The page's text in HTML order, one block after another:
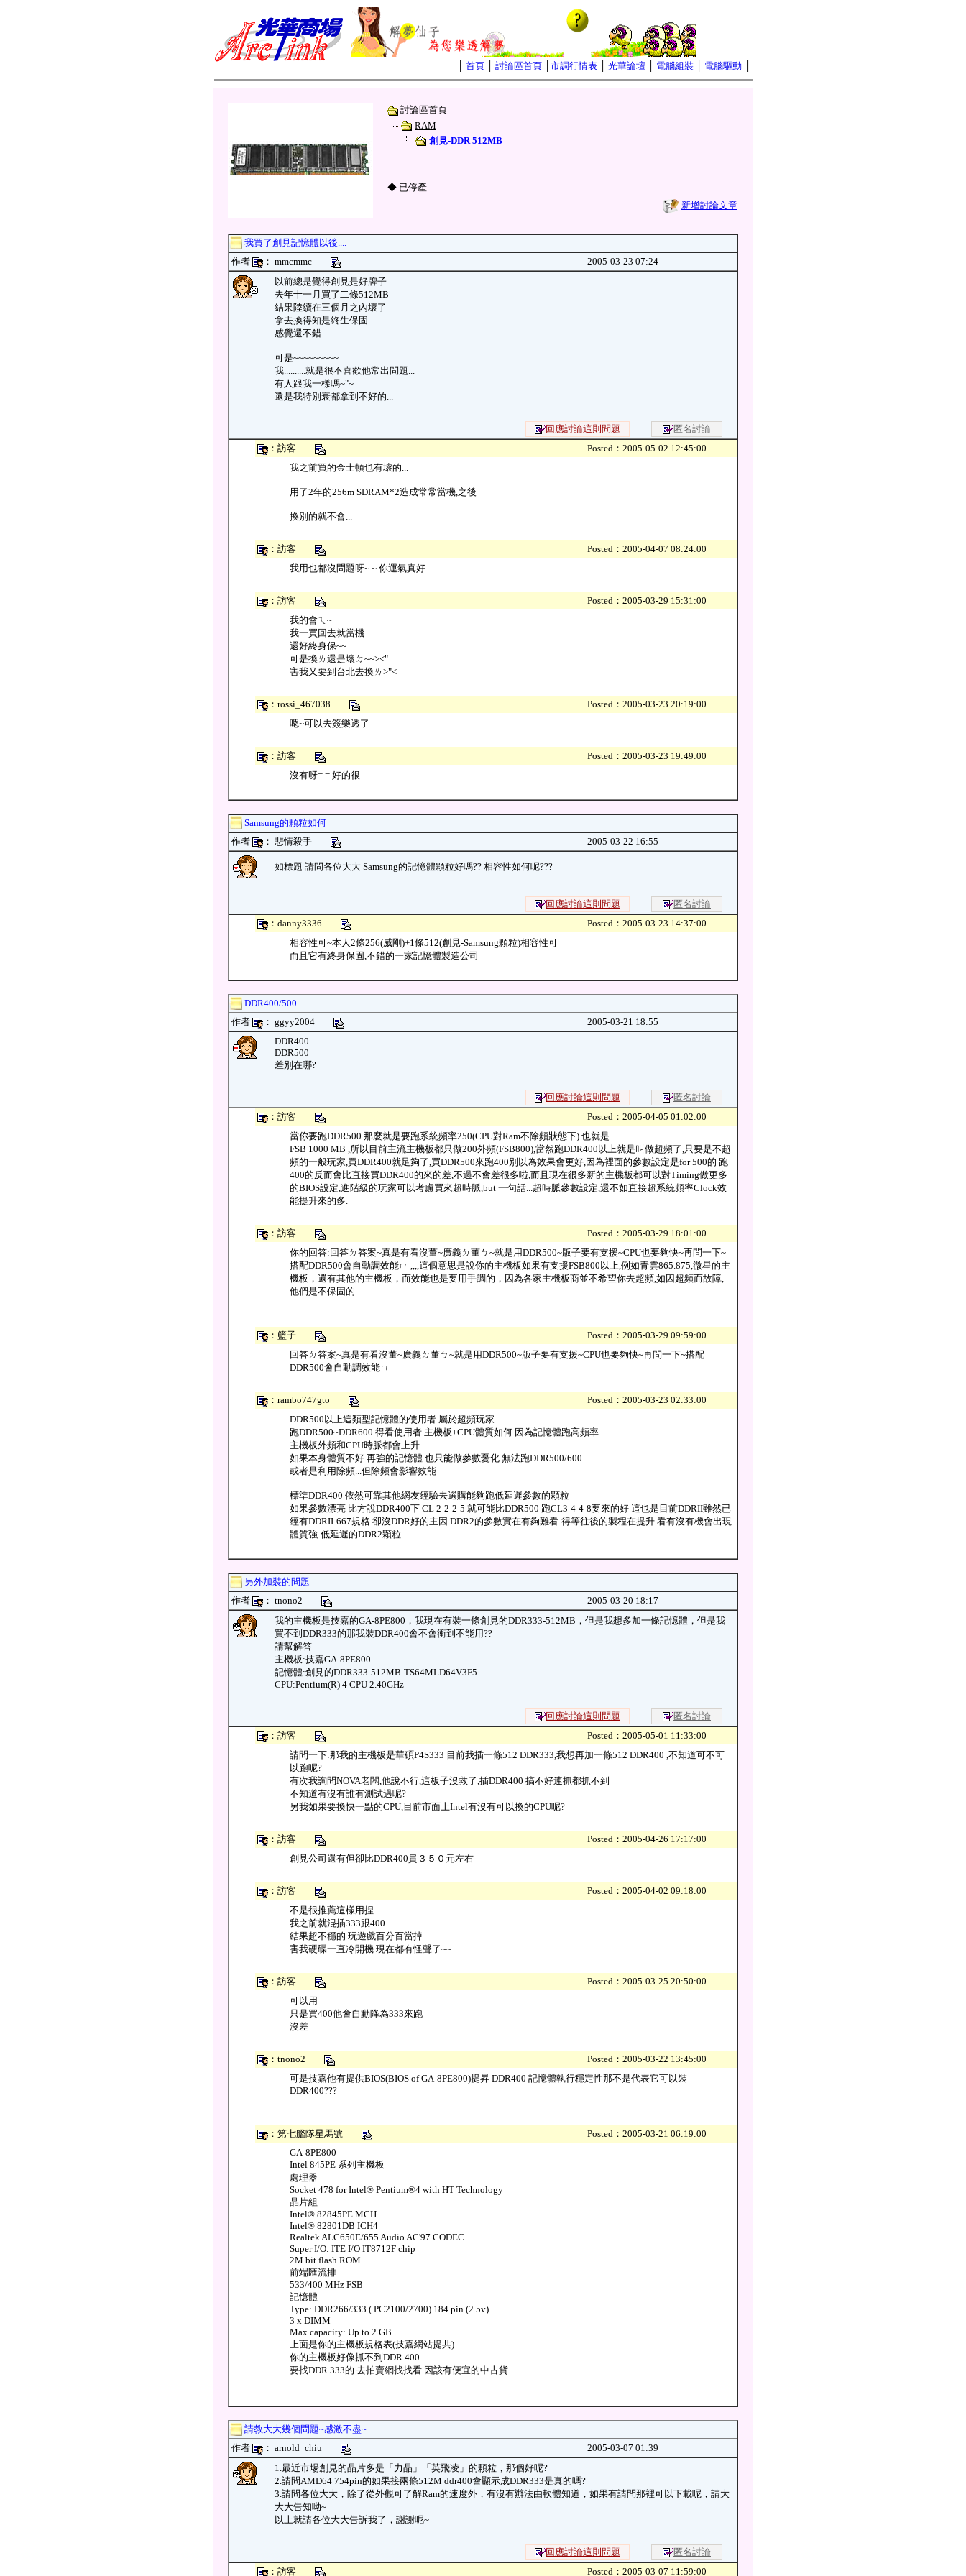
首頁 討論區首頁 市調行情表 光華論壇 電腦組裝 電腦驅動
討論區首頁
RAM
創見-DDR 512MB
◆ 已停產
新增討論文章
我買了創見記憶體以後....
作者
： mmcmmc
2005-03-23 07:24
以前總是覺得創見是好牌子
去年十一月買了二條512MB
結果陸續在三個月之內壞了
拿去換得知是終生保固...
感覺還不錯...
可是~~~~~~~~~
我..........就是很不喜歡他常出問題...
有人跟我一樣嗎~"~
還是我特別衰都拿到不好的...
回應討論這則問題
匿名討論
：訪客
Posted：2005-05-02 12:45:00
我之前買的金士頓也有壞的...
用了2年的256m SDRAM*2造成常常當機,之後
換別的就不會...
：訪客
Posted：2005-04-07 08:24:00
我用也都沒問題呀~.~ 你運氣真好
：訪客
Posted：2005-03-29 15:31:00
我的會ㄟ~
我一買回去就當機
還好終身保~~
可是換ㄌ還是壞ㄉ~~><"
害我又要到台北去換ㄌ>"<
：rossi_467038
Posted：2005-03-23 20:19:00
嗯~可以去簽樂透了
：訪客
Posted：2005-03-23 19:49:00
沒有呀= = 好的很.......
Samsung的顆粒如何
作者
： 悲情殺手 2005-03-22 16:55
如標題 請問各位大大 Samsung的記憶體顆粒好嗎?? 相容性如何呢???
回應討論這則問題
匿名討論
：danny3336
Posted：2005-03-23 14:37:00
相容性可~本人2條256(威剛)+1條512(創見-Samsung顆粒)相容性可
而且它有終身保固,不錯的一家記憶體製造公司
DDR400/500
作者
： ggyy2004
2005-03-21 18:55
DDR400
DDR500
差別在哪?
回應討論這則問題
匿名討論
：訪客
Posted：2005-04-05 01:02:00
當你要跑DDR500 那麼就是要跑系統頻率250(CPU對Ram不除頻狀態下) 也就是
FSB 1000 MB ,所以目前主流主機板都只做200外頻(FSB800),當然跑DDR400以上就是叫做超頻了,只要是不超
頻的一般玩家,買DDR400就足夠了,買DDR500來跑400別以為效果會更好,因為裡面的參數設定是for 500的 跑
400的反而會比直接買DDR400的來的差,不過不會差很多啦,而且現在很多新的主機板都可以對Timing做更多
的BIOS設定,進階級的玩家可以考慮買來超時脈,but 一句話...超時脈參數設定,還不如直接超系統頻率Clock效
能提升來的多.
：訪客
Posted：2005-03-29 18:01:00
你的回答:回答ㄉ答案~真是有看沒董~廣義ㄉ董ㄅ~就是用DDR500~版子要有支援~CPU也要夠快~再問一下~
搭配DDR500會自動調效能ㄇ ,,,,這個意思是說你的主機板如果有支援FSB800以上,例如青雲865.875,微星的主
機板，還有其他的主機板，而效能也是要用手調的，因為各家主機板商並不希望你去超頻,如因超頻而故障,
他們是不保固的
：籃子
Posted：2005-03-29 09:59:00
回答ㄉ答案~真是有看沒董~廣義ㄉ董ㄅ~就是用DDR500~版子要有支援~CPU也要夠快~再問一下~搭配
DDR500會自動調效能ㄇ
：rambo747gto
Posted：2005-03-23 02:33:00
DDR500以上這類型記憶體的使用者 屬於超頻玩家
跑DDR500~DDR600 得看使用者 主機板+CPU體質如何 因為記憶體跑高頻率
主機板外頻和CPU時脈都會上升
如果本身體質不好 再強的記憶體 也只能做參數憂化 無法跑DDR500/600
或者是利用除頻...但除頻會影響效能
標準DDR400 依然可靠其他網友經驗去選購能夠跑低延遲參數的顆粒
如果參數漂亮 比方說DDR400下 CL 2-2-2-5 就可能比DDR500 跑CL3-4-4-8要來的好 這也是目前DDRII雖然已
經有DDRII-667規格 卻沒DDR好的主因 DDR2的參數實在有夠難看-得等往後的製程在提升 看有沒有機會出現
體質強-低延遲的DDR2顆粒....
另外加裝的問題
作者
： tnono2
2005-03-20 18:17
我的主機板是技嘉的GA-8PE800，我現在有裝一條創見的DDR333-512MB，但是我想多加一條記憶體，但是我
買不到DDR333的那我裝DDR400會不會衝到不能用??
請幫解答
主機板:技嘉GA-8PE800
記憶體:創見的DDR333-512MB-TS64MLD64V3F5
CPU:Pentium(R) 4 CPU 2.40GHz
回應討論這則問題
匿名討論
：訪客
Posted：2005-05-01 11:33:00
請問一下:那我的主機板是華碩P4S333 目前我插一條512 DDR333,我想再加一條512 DDR400 ,不知道可不可
以跑呢?
有次我詢問NOVA老闆,他說不行,這板子沒救了,插DDR400 搞不好連抓都抓不到
不知道有沒有誰有測試過呢?
另我如果要換快一點的CPU,目前市面上Intel有沒有可以換的CPU呢?
：訪客
Posted：2005-04-26 17:17:00
創見公司還有但卻比DDR400貴３５０元左右
：訪客
Posted：2005-04-02 09:18:00
不是很推薦這樣用捏
我之前就混插333跟400
結果超不穩的 玩遊戲百分百當掉
害我硬碟一直冷開機 現在都有怪聲了~~
：訪客
Posted：2005-03-25 20:50:00
可以用
只是買400他會自動降為333來跑
沒差
：tnono2
Posted：2005-03-22 13:45:00
可是技嘉他有提供BIOS(BIOS of GA-8PE800)提昇 DDR400 記憶體執行穩定性那不是代表它可以裝
DDR400???
：第七艦隊星馬號
Posted：2005-03-21 06:19:00
GA-8PE800
Intel 845PE 系列主機板
處理器
Socket 478 for Intel® Pentium®4 with HT Technology
晶片組
Intel® 82845PE MCH
Intel® 82801DB ICH4
Realtek ALC650E/655 Audio AC'97 CODEC
Super I/O: ITE I/O IT8712F chip
2M bit flash ROM
前端匯流排
533/400 MHz FSB
記憶體
Type: DDR266/333 ( PC2100/2700) 184 pin (2.5v)
3 x DIMM
Max capacity: Up to 2 GB
上面是你的主機板規格表(技嘉網站提共)
你的主機板好像抓不到DDR 400
要找DDR 333的 去拍賣網找找看 因該有便宜的中古貨
請教大大幾個問題~感激不盡~
作者
： arnold_chiu
2005-03-07 01:39
1.最近市場創見的晶片多是「力晶」「英飛凌」的顆粒，那個好呢?
2.請問AMD64 754pin的如果接兩條512M ddr400會顯示成DDR333是真的嗎?
3.請問各位大大，除了從外觀可了解Ram的速度外，有沒有辦法由軟體知道，如果有請問那裡可以下載呢，請大
大大告知呦~
以上就請各位大大告訴我了，謝謝呢~
回應討論這則問題
匿名討論
：訪客
Posted：2005-03-07 11:59:00